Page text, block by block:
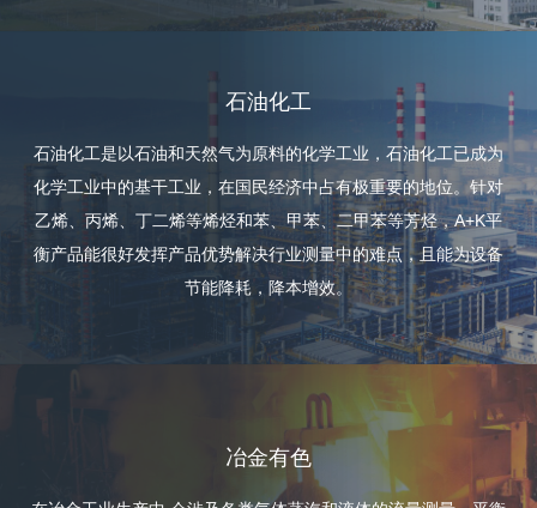
石油化工
石油化工是以石油和天然气为原料的化学工业，石油化工已成为
化学工业中的基干工业，在国民经济中占有极重要的地位。针对
乙烯、丙烯、丁二烯等烯烃和苯、甲苯、二甲苯等芳烃，A+K平
衡产品能很好发挥产品优势解决行业测量中的难点，且能为设备
节能降耗，降本增效。
冶金有色